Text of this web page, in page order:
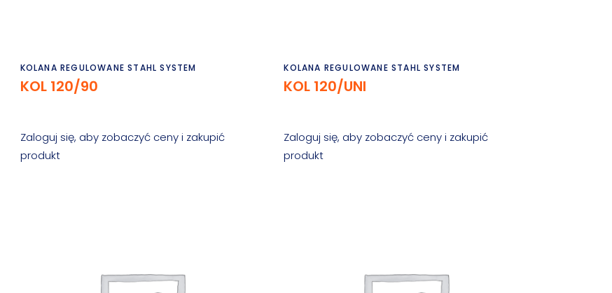
Czytaj dalej
KOLANA REGULOWANE STAHL SYSTEM
KOL 120/90
Zaloguj się, aby zobaczyć ceny i zakupić
produkt
Czytaj dalej
KOLANA REGULOWANE STAHL SYSTEM
KOL 120/UNI
Zaloguj się, aby zobaczyć ceny i zakupić
produkt